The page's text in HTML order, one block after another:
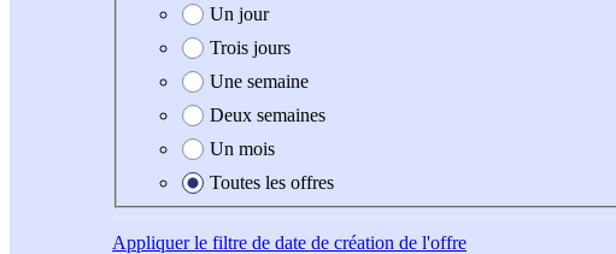
Date de création de l'offre
Un jour
Trois jours
Une semaine
Deux semaines
Un mois
Toutes les offres
Appliquerle filtre de date de création de l'offre